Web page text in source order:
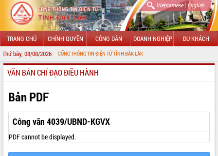
Vietnamese| English
TRANG CHỦ CHÍNH QUYỀN CÔNG DÂN DOANH NGHIỆP DU KHÁCH
Thứ bảy, 08/08/2026
ĐẾN VỚI CỔNG THÔNG TIN ĐIỆN TỬ TỈNH ĐẮK LẮK
GIỚI THIỆU
LÃNH ĐẠO UBND TỈNH
TIN TỨC SỰ KIỆN
SỞ, BAN, NGÀNH
UBND CÁC XÃ, PHƯỜNG
VĂN BẢN CHỈ ĐẠO ĐIỀU HÀNH
Bản PDF
Công văn 4039/UBND-KGVX
PDF cannot be displayed.